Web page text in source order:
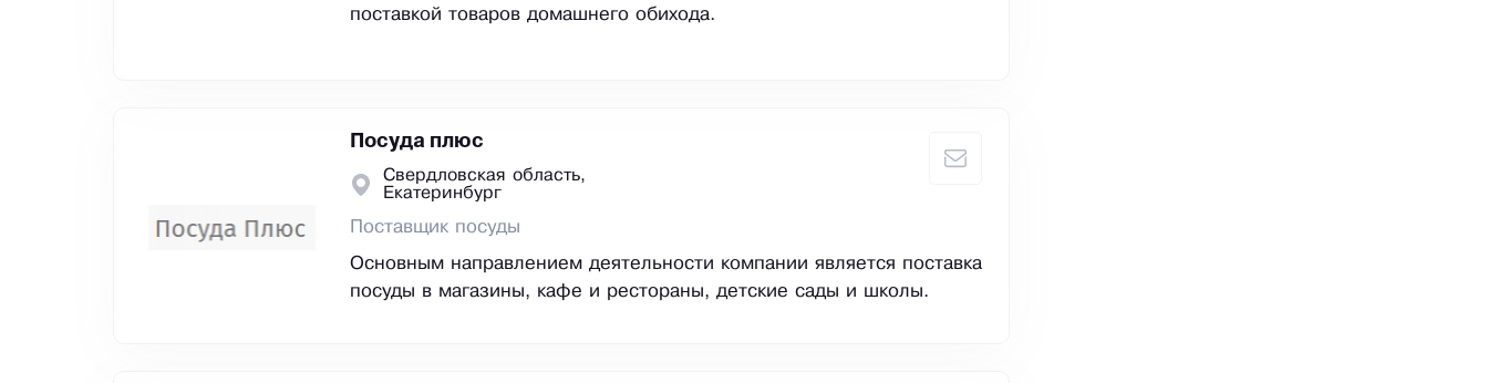
поставкой товаров домашнего обихода.
Посуда плюс
Свердловская область,
Екатеринбург
Поставщик посуды
Основным направлением деятельности компании является поставка
посуды в магазины, кафе и рестораны, детские сады и школы.